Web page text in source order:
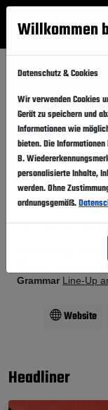
Menü
Startseite Festivals
Mittwoch,
Vergangener Event
Für Fans von:
The Prodigy,
Grammar Line-Up
Website
Headliner
Willkommen
Datenschutz & Cookies
Wir verwenden Cookies
Gerät zu speichern und
Informationen wie
bieten. Die
B.
personalisierte Inhalte,
werden. Ohne
ordnungsgemäß.